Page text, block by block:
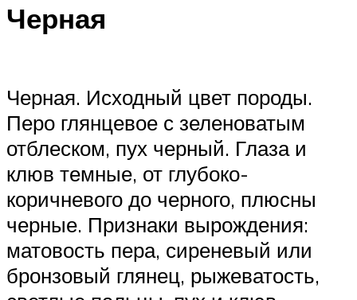
Черная
Черная. Исходный цвет породы.
Перо глянцевое с зеленоватым
отблеском, пух черный. Глаза и
клюв темные, от глубоко-
коричневого до черного, плюсны
черные. Признаки вырождения:
матовость пера, сиреневый или
бронзовый глянец, рыжеватость,